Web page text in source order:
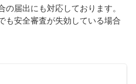
の届出にも対応しております。
も安全審査が失効している場合